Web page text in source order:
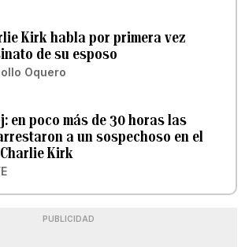
Kirk habla por primera vez
de su esposo
Oquero
en poco más de 30 horas las
a un sospechoso en el
Kirk
PUBLICIDAD